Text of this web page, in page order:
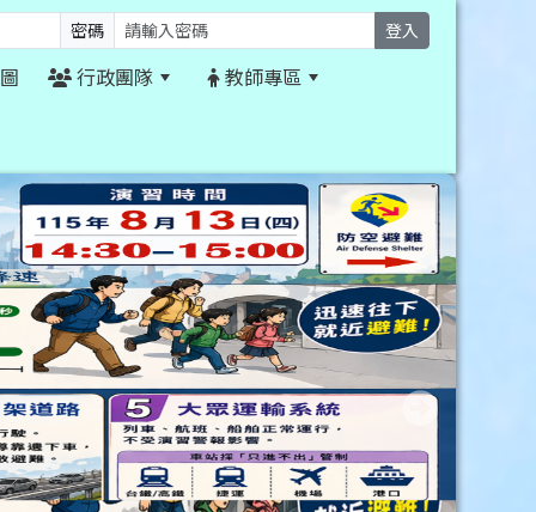
密碼 登入
行政團隊
教師專區